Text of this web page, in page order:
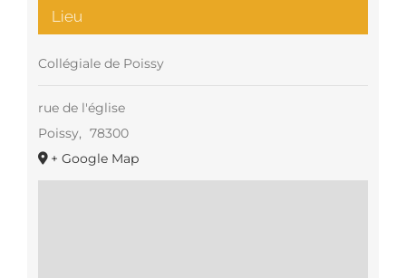
Lieu
Collégiale de Poissy
rue de l'église
Poissy, 78300
+ Google Map